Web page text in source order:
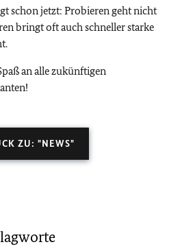
schon jetzt: Probieren geht nicht
bringt oft auch schneller starke
an alle zukünftigen
ZU: "NEWS"